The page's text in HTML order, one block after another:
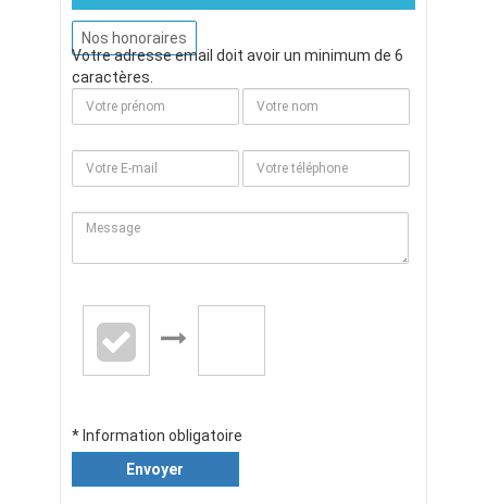
Nos honoraires
Votre adresse email doit avoir un minimum de 6
caractères.
* Information obligatoire
Envoyer